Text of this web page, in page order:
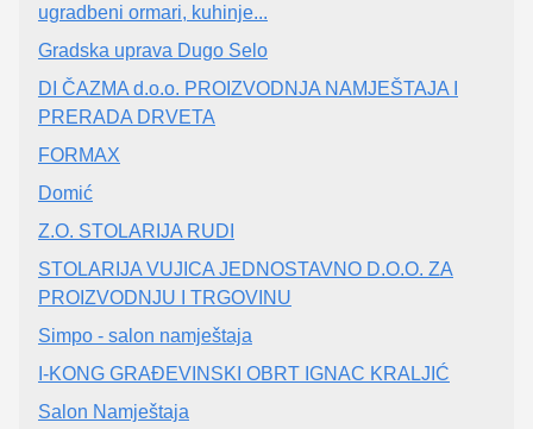
ugradbeni ormari, kuhinje...
Gradska uprava Dugo Selo
DI ČAZMA d.o.o. PROIZVODNJA NAMJEŠTAJA I
PRERADA DRVETA
FORMAX
Domić
Z.O. STOLARIJA RUDI
STOLARIJA VUJICA JEDNOSTAVNO D.O.O. ZA
PROIZVODNJU I TRGOVINU
Simpo - salon namještaja
I-KONG GRAĐEVINSKI OBRT IGNAC KRALJIĆ
Salon Namještaja